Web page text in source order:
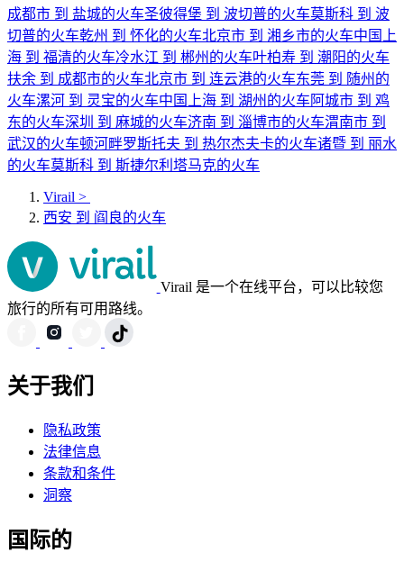
成都市 到 盐城的火车圣彼得堡 到 波切普的火车莫斯科 到 波
切普的火车乾州 到 怀化的火车北京市 到 湘乡市的火车中国上
海 到 福清的火车冷水江 到 郴州的火车叶柏寿 到 潮阳的火车
扶余 到 成都市的火车北京市 到 连云港的火车东莞 到 随州的
火车漯河 到 灵宝的火车中国上海 到 湖州的火车 阿城市 到 鸡
东的火车深圳 到 麻城的火车济南 到 淄博市的火车渭南市 到
武汉的火车顿河畔罗斯托夫 到 热尔杰夫卡的火车诸暨 到 丽水
的火车莫斯科 到 斯捷尔利塔马克的火车
Virail >
西安 到 阎良的火车
Virail 是一个在线平台，可以比较您
旅行的所有可用路线。
关于我们
隐私政策
法律信息
条款和条件
洞察
国际的